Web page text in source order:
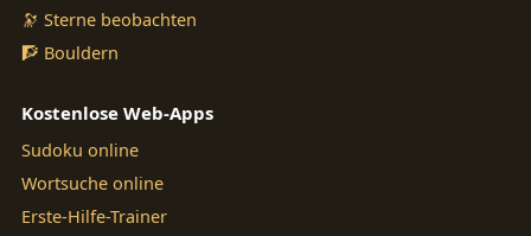
🔭 Sterne beobachten
🧗 Bouldern
Kostenlose Web-Apps
Sudoku online
Wortsuche online
Erste-Hilfe-Trainer